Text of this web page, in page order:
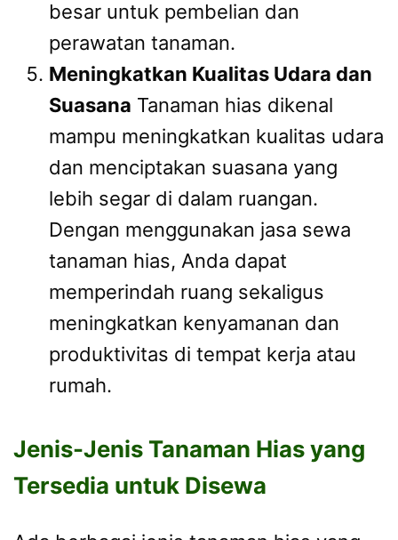
besar untuk pembelian dan
perawatan tanaman.
Meningkatkan Kualitas Udara dan
Suasana Tanaman hias dikenal
mampu meningkatkan kualitas udara
dan menciptakan suasana yang
lebih segar di dalam ruangan.
Dengan menggunakan jasa sewa
tanaman hias, Anda dapat
memperindah ruang sekaligus
meningkatkan kenyamanan dan
produktivitas di tempat kerja atau
rumah.
Jenis-Jenis Tanaman Hias yang
Tersedia untuk Disewa